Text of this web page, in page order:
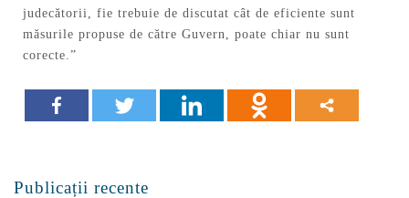
judecătorii, fie trebuie de discutat cât de eficiente sunt
măsurile propuse de către Guvern, poate chiar nu sunt
corecte.”
Publicații recente